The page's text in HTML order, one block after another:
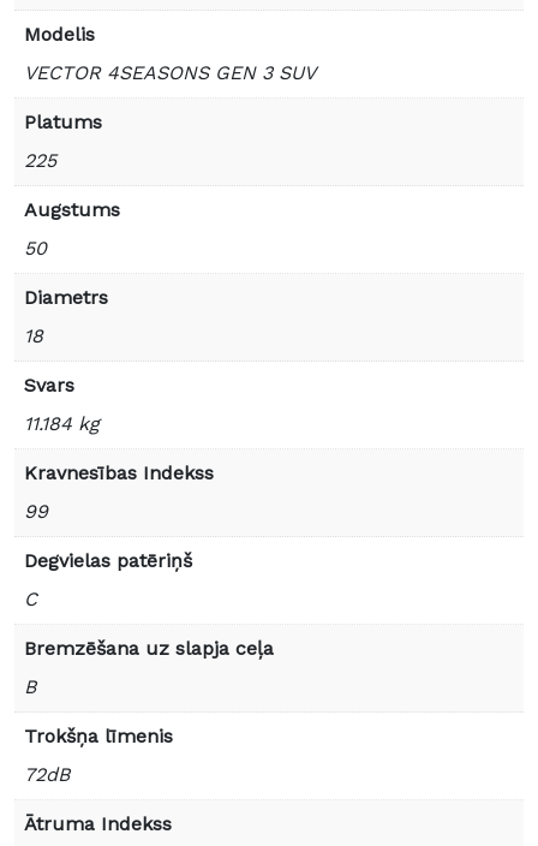
Modelis
VECTOR 4SEASONS GEN 3 SUV
Platums
225
Augstums
50
Diametrs
18
Svars
11.184 kg
Kravnesības Indekss
99
Degvielas patēriņš
C
Bremzēšana uz slapja ceļa
B
Trokšņa līmenis
72dB
Ātruma Indekss